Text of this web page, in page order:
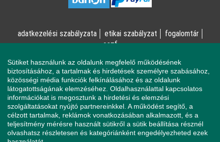
adatkezelési szabályzata etikai szabályzat
fogalomtár
aszf
© Online Pszichológia Kft. 2023 - Minden jog fenntartva!
2161 Csomád, Levente utca 14/A
Ha mentálisan instabil állapotban érzi magát, a magatartása
veszélyeztetheti Önt vagy a környezetében élőket, azonnal
forduljon a Sürgősségi Segélyvonalhoz (telefon: 112).
Sütiket használunk az oldalunk megfelelő működésének
biztosításához, a tartalmak és hirdetések személyre szabásához,
közösségi média funkciók felkínálásához és az oldalunk
látogatottságának elemzéséhez. Oldalhasználattal kapcsolatos
információkat is megosztunk a hirdetési és elemzési
szolgáltatásokat nyújtó partnereinkkel. A működést segítő, a
célzott tartalmak, reklámok vonatkozásában alkalmazott, és a
teljesítmény mérésre használt sütikről a sütik beállítása résznél
olvashatsz részletesen és kategóriánként engedélyezheted ezek